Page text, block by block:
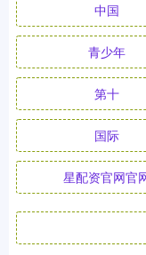
中国
青少年
第十
国际
星配资官网官